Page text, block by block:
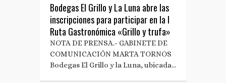
Bodegas El Grillo y La Luna abre las
inscripciones para participar en la I
Ruta Gastronómica «Grillo y trufa»
NOTA DE PRENSA.- GABINETE DE
COMUNICACIÓN MARTA TORNOS
Bodegas El Grillo y la Luna, ubicada…